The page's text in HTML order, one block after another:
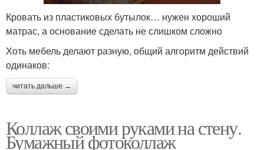
Кровать из пластиковых бутылок… нужен хороший
матрас, а основание сделать не слишком сложно
Хоть мебель делают разную, общий алгоритм действий
одинаков:
читать дальше →
Коллаж своими руками на стену.
Бумажный фотоколлаж